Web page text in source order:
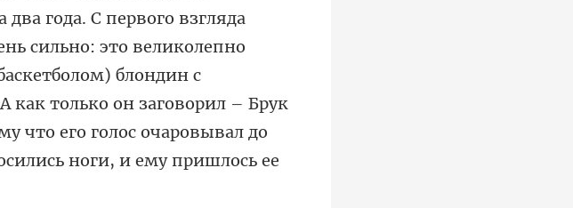
С первого взгляда
сильно: это великолепно
блондин с